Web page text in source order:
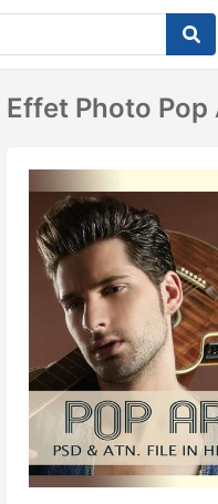
Effet Photo Pop